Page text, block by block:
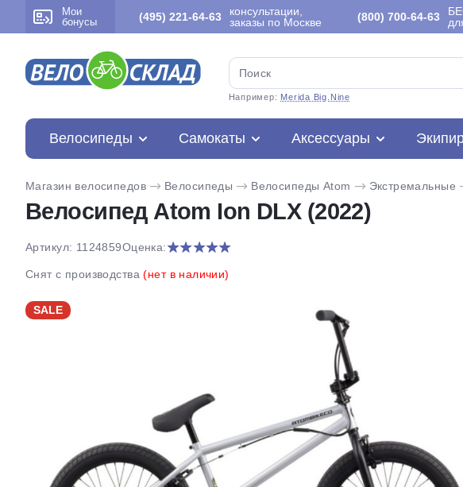
Мои
бонусы
(495) 221-64-63
консультации,
заказы по Москве
(800) 700-64-63
Например: Merida Big.Nine
Велосипеды Самокаты Аксессуары
Магазин велосипедов Велосипеды Велосипеды Atom Экстремальные
Велосипед Atom Ion DLX (2022)
Артикул: 1124859Оценка:
Снят с производства(нет в наличии)
SALE
Разбейте
на части
График